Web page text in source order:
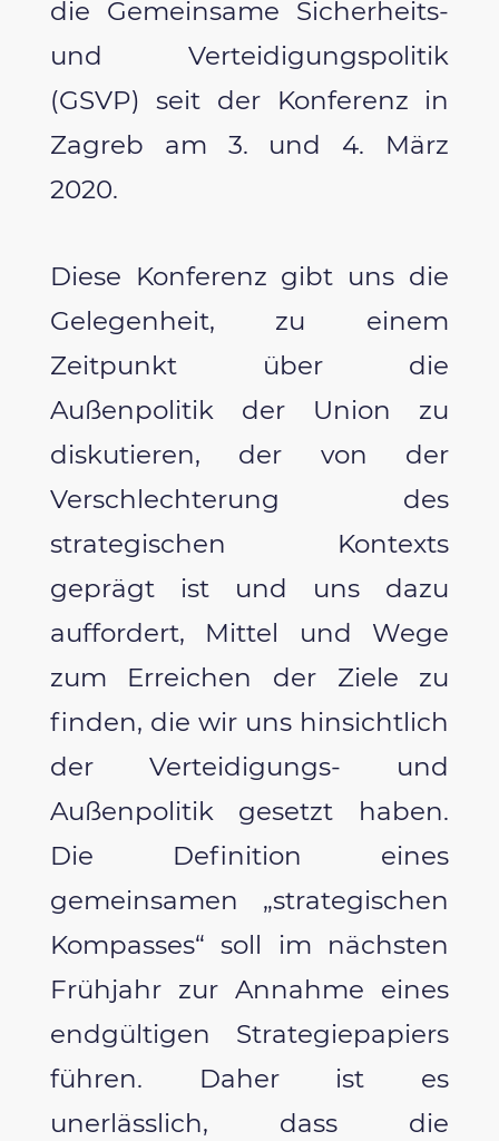
die Gemeinsame Sicherheits-
und Verteidigungspolitik
(GSVP) seit der Konferenz in
Zagreb am 3. und 4. März
2020.
Diese Konferenz gibt uns die
Gelegenheit, zu einem
Zeitpunkt über die
Außenpolitik der Union zu
diskutieren, der von der
Verschlechterung des
strategischen Kontexts
geprägt ist und uns dazu
auffordert, Mittel und Wege
zum Erreichen der Ziele zu
finden, die wir uns hinsichtlich
der Verteidigungs- und
Außenpolitik gesetzt haben.
Die Definition eines
gemeinsamen „strategischen
Kompasses“ soll im nächsten
Frühjahr zur Annahme eines
endgültigen Strategiepapiers
führen. Daher ist es
unerlässlich, dass die